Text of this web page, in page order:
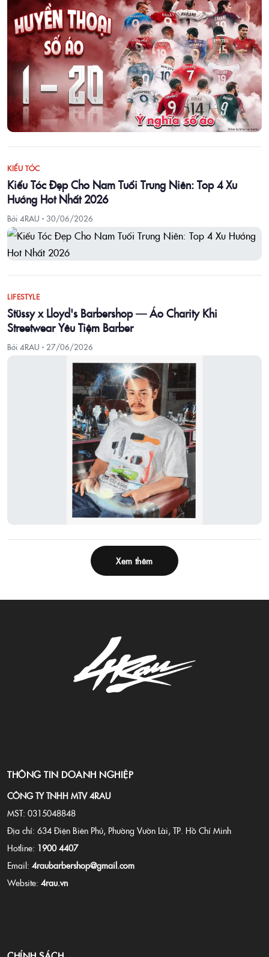
KIỂU TÓC
Kiểu Tóc Đẹp Cho Nam Tuổi Trung Niên: Top 4 Xu
Hướng Hot Nhất 2026
Bởi 4RAU · 30/06/2026
LIFESTYLE
Stüssy x Lloyd's Barbershop — Áo Charity Khi
Streetwear Yêu Tiệm Barber
Bởi 4RAU · 27/06/2026
Xem thêm
THÔNG TIN DOANH NGHIỆP
CÔNG TY TNHH MTV 4RAU
MST: 0315048848
Địa chỉ: 634 Điện Biên Phủ, Phường Vườn Lài, TP. Hồ Chí Minh
Hotline: 1900 4407
Email: 4raubarbershop@gmail.com
Website: 4rau.vn